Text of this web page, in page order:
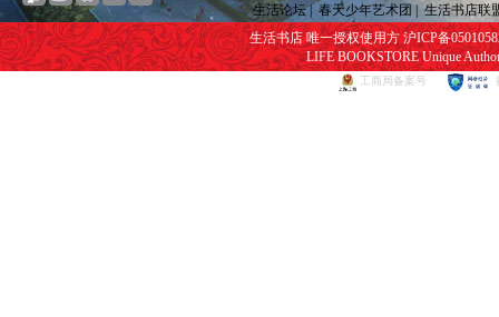
生活论坛| 春天少年艺术团
生活书店联
生活书店 唯一授权使用方 沪ICP备
LIFE BOOKSTORE Unique
工商局备案号